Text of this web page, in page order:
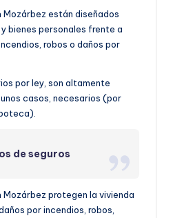
Mozárbez están diseñados
bienes personales frente a
robos o daños por
por ley, son altamente
casos, necesarios (por
de seguros
Mozárbez protegen la vivienda
por incendios, robos,